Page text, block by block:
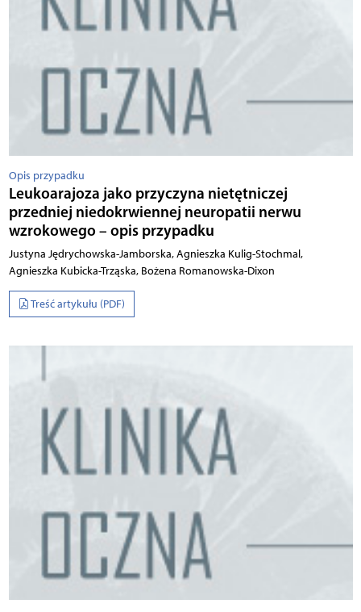
Opis przypadku
Leukoarajoza jako przyczyna nietętniczej
przedniej niedokrwiennej neuropatii nerwu
wzrokowego – opis przypadku
Justyna Jędrychowska-Jamborska, Agnieszka Kulig-Stochmal,
Agnieszka Kubicka-Trząska, Bożena Romanowska-Dixon
Treść artykułu (PDF)